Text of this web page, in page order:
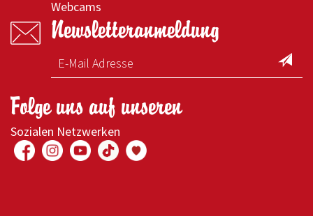
Webcams
Newsletteranmeldung
Folge uns auf unseren
Sozialen Netzwerken